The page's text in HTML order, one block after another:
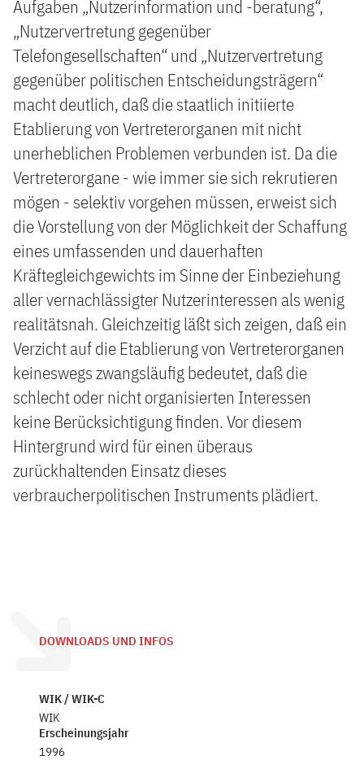
Aufgaben „Nutzerinformation und -beratung“,
„Nutzervertretung gegenüber
Telefongesellschaften“ und „Nutzervertretung
gegenüber politischen Entscheidungsträgern“
macht deutlich, daß die staatlich initiierte
Etablierung von Vertreterorganen mit nicht
unerheblichen Problemen verbunden ist. Da die
Vertreterorgane - wie immer sie sich rekrutieren
mögen - selektiv vorgehen müssen, erweist sich
die Vorstellung von der Möglichkeit der Schaffung
eines umfassenden und dauerhaften
Kräftegleichgewichts im Sinne der Einbeziehung
aller vernachlässigter Nutzerinteressen als wenig
realitätsnah. Gleichzeitig läßt sich zeigen, daß ein
Verzicht auf die Etablierung von Vertreterorganen
keineswegs zwangsläufig bedeutet, daß die
schlecht oder nicht organisierten Interessen
keine Berücksichtigung finden. Vor diesem
Hintergrund wird für einen überaus
zurückhaltenden Einsatz dieses
verbraucherpolitischen Instruments plädiert.
DOWNLOADS UND INFOS
WIK / WIK-C
WIK
Erscheinungsjahr
1996